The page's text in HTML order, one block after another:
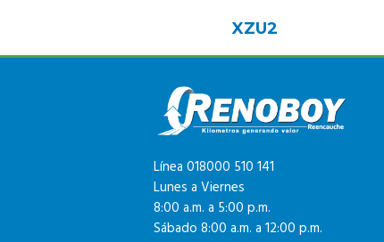
XZU2
Línea 018000 510 141
Lunes a Viernes
8:00 a.m. a 5:00 p.m.
Sábado 8:00 a.m. a 12:00 p.m.